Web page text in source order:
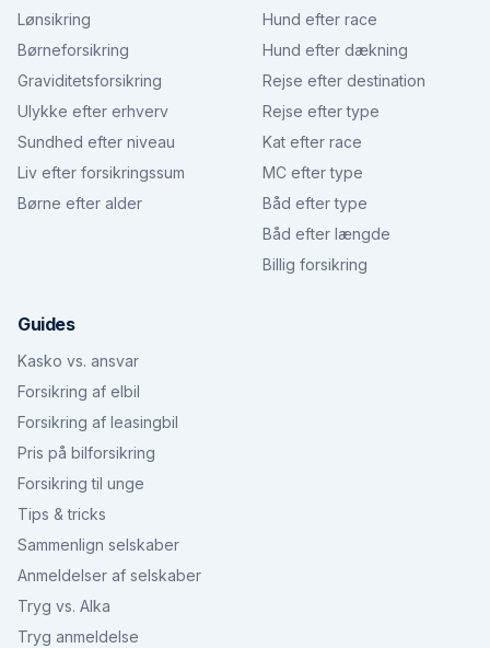
Lønsikring
Børneforsikring
Graviditetsforsikring
Ulykke efter erhverv
Sundhed efter niveau
Liv efter forsikringssum
Børne efter alder
Hund efter race
Hund efter dækning
Rejse efter destination
Rejse efter type
Kat efter race
MC efter type
Båd efter type
Båd efter længde
Billig forsikring
Guides
Kasko vs. ansvar
Forsikring af elbil
Forsikring af leasingbil
Pris på bilforsikring
Forsikring til unge
Tips & tricks
Sammenlign selskaber
Anmeldelser af selskaber
Tryg vs. Alka
Tryg anmeldelse